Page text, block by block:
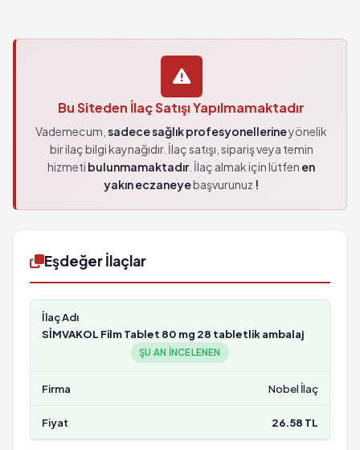
Bu Siteden İlaç Satışı Yapılmamaktadır
Vademecum, sadece sağlık profesyonellerineyönelik
bir ilaç bilgi kaynağıdır. İlaç satışı, sipariş veya temin
hizmeti bulunmamaktadır. İlaç almak için lütfen en
yakın eczaneyebaşvurunuz !
Eşdeğer İlaçlar
SİMVAKOL Film Tablet 80 mg 28 tabletlik ambalaj
ŞU AN INCELENEN
Nobel İlaç
26.58 TL